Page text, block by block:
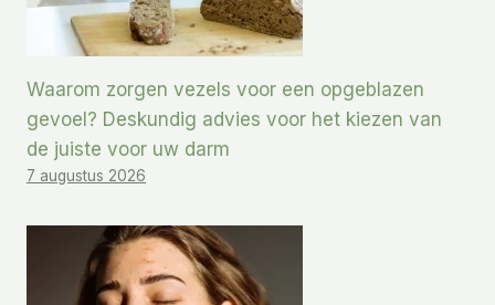
Waarom zorgen vezels voor een opgeblazen
gevoel? Deskundig advies voor het kiezen van
de juiste voor uw darm
7 augustus 2026